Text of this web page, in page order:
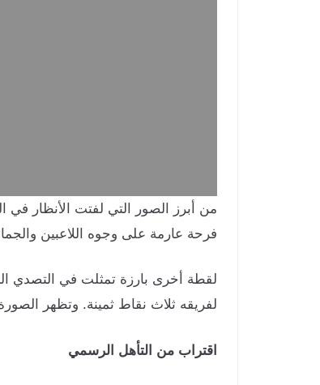
فرحة عارمة على وجوه اللاعبين
لقطة أخرى بارزة تمثلت في التصدي
لفريقه ثلاث نقاط ثمينة. وتظهر
اقتراب من التأهل الرسمي